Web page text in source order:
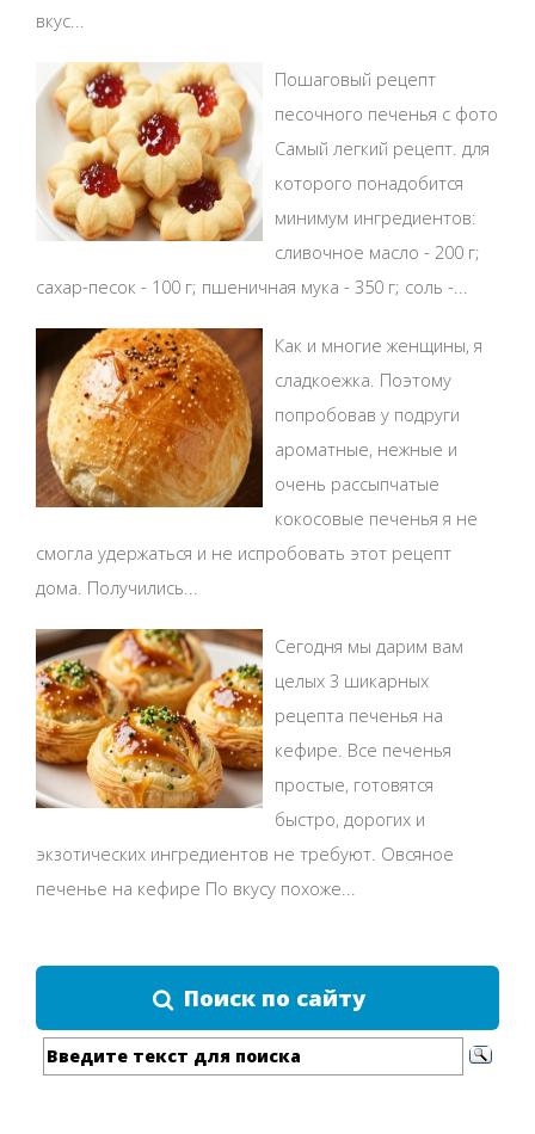
вкус...
Пошаговый рецепт
песочного печенья с фото
Самый легкий рецепт. для
которого понадобится
минимум ингредиентов:
сливочное масло - 200 г;
сахар-песок - 100 г; пшеничная мука - 350 г; соль -...
Как и многие женщины, я
сладкоежка. Поэтому
попробовав у подруги
ароматные, нежные и
очень рассыпчатые
кокосовые печенья я не
смогла удержаться и не испробовать этот рецепт
дома. Получились...
Сегодня мы дарим вам
целых 3 шикарных
рецепта печенья на
кефире. Все печенья
простые, готовятся
быстро, дорогих и
экзотических ингредиентов не требуют. Овсяное
печенье на кефире По вкусу похоже...
Поиск по сайту